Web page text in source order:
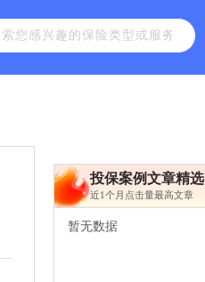
投保案例文章精选
近1个月点击量最高文章
暂无数据